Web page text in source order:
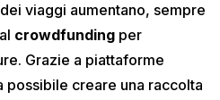
viaggi aumentano, sempre
crowdfunding per
Grazie a piattaforme
possibile creare una raccolta